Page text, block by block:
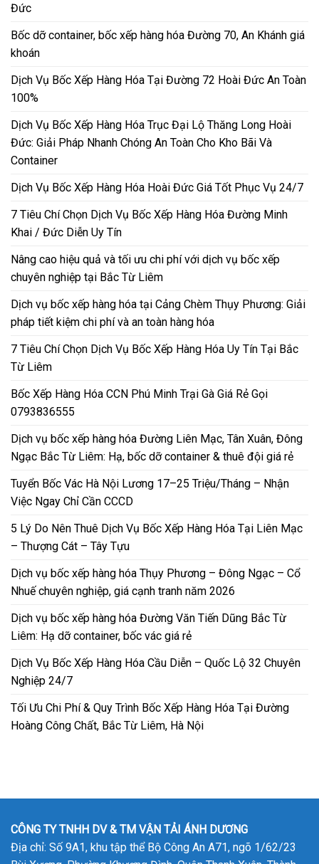
Đức
Bốc dỡ container, bốc xếp hàng hóa Đường 70, An Khánh giá
khoán
Dịch Vụ Bốc Xếp Hàng Hóa Tại Đường 72 Hoài Đức An Toàn
100%
Dịch Vụ Bốc Xếp Hàng Hóa Trục Đại Lộ Thăng Long Hoài
Đức: Giải Pháp Nhanh Chóng An Toàn Cho Kho Bãi Và
Container
Dịch Vụ Bốc Xếp Hàng Hóa Hoài Đức Giá Tốt Phục Vụ 24/7
7 Tiêu Chí Chọn Dịch Vụ Bốc Xếp Hàng Hóa Đường Minh
Khai / Đức Diễn Uy Tín
Nâng cao hiệu quả và tối ưu chi phí với dịch vụ bốc xếp
chuyên nghiệp tại Bắc Từ Liêm
Dịch vụ bốc xếp hàng hóa tại Cảng Chèm Thụy Phương: Giải
pháp tiết kiệm chi phí và an toàn hàng hóa
7 Tiêu Chí Chọn Dịch Vụ Bốc Xếp Hàng Hóa Uy Tín Tại Bắc
Từ Liêm
Bốc Xếp Hàng Hóa CCN Phú Minh Trại Gà Giá Rẻ Gọi
0793836555
Dịch vụ bốc xếp hàng hóa Đường Liên Mạc, Tân Xuân, Đông
Ngạc Bắc Từ Liêm: Hạ, bốc dỡ container & thuê đội giá rẻ
Tuyển Bốc Vác Hà Nội Lương 17–25 Triệu/Tháng – Nhận
Việc Ngay Chỉ Cần CCCD
5 Lý Do Nên Thuê Dịch Vụ Bốc Xếp Hàng Hóa Tại Liên Mạc
– Thượng Cát – Tây Tựu
Dịch vụ bốc xếp hàng hóa Thụy Phương – Đông Ngạc – Cổ
Nhuế chuyên nghiệp, giá cạnh tranh năm 2026
Dịch vụ bốc xếp hàng hóa Đường Văn Tiến Dũng Bắc Từ
Liêm: Hạ dỡ container, bốc vác giá rẻ
Dịch Vụ Bốc Xếp Hàng Hóa Cầu Diễn – Quốc Lộ 32 Chuyên
Nghiệp 24/7
Tối Ưu Chi Phí & Quy Trình Bốc Xếp Hàng Hóa Tại Đường
Hoàng Công Chất, Bắc Từ Liêm, Hà Nội
CÔNG TY TNHH DV & TM VẬN TẢI ÁNH DƯƠNG
Địa chỉ: Số 9A1, khu tập thể Bộ Công An A71, ngõ 1/62/23